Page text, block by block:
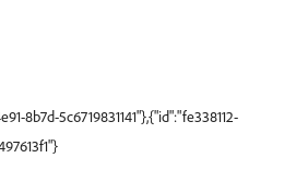
8b7d-5c6719831141"},{"id":"fe338112-